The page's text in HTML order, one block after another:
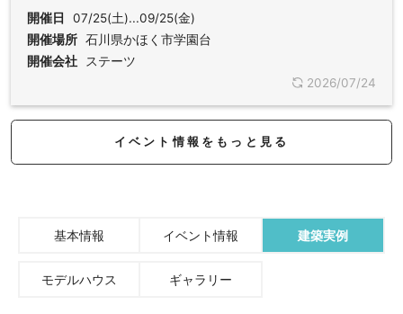
開催日
07/25(土)...09/25(金)
開催場所 石川県かほく市学園台
開催会社
ステーツ
2026/07/24
イベント情報をもっと見る
基本情報 イベント情報 建築実例
モデルハウス ギャラリー